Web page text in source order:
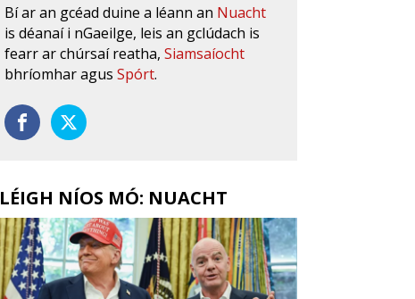
Bí ar an gcéad duine a léann an Nuacht
is déanaí i nGaeilge, leis an gclúdach is
fearr ar chúrsaí reatha,Siamsaíocht
bhríomhar agusSpórt.
LÉIGH NÍOS MÓ: NUACHT